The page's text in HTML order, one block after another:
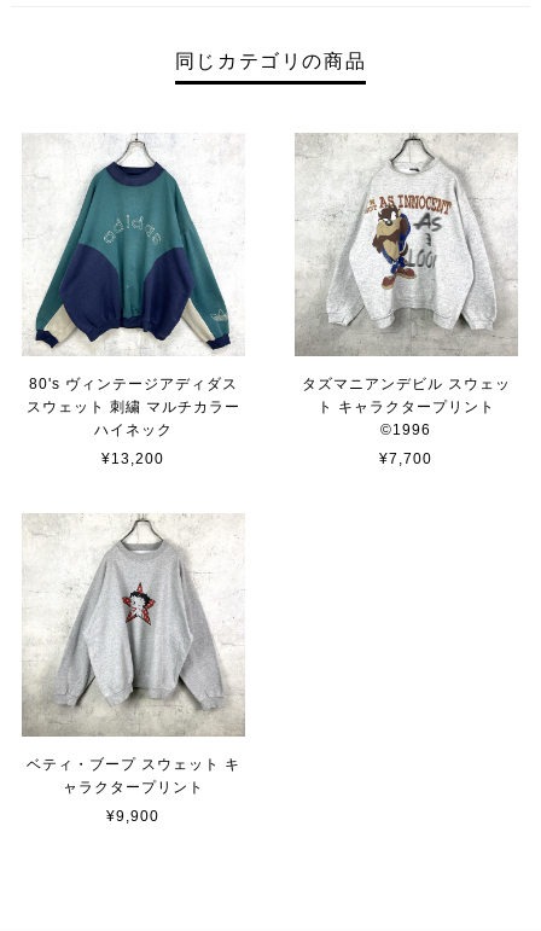
同じカテゴリの商品
80's ヴィンテージアディダス
スウェット 刺繍 マルチカラー
ハイネック
¥13,200
タズマニアンデビル スウェッ
ト キャラクタープリント
©︎1996
¥7,700
ベティ・ブープ スウェット キ
ャラクタープリント
¥9,900